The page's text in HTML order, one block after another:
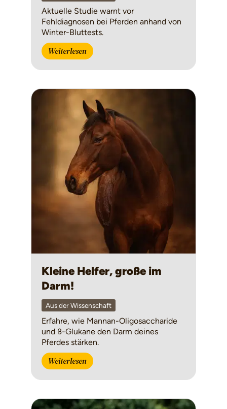
Aktuelle Studie warnt vor
Fehldiagnosen bei Pferden anhand von
Winter-Bluttests.
Weiterlesen
Kleine Helfer, große im
Darm!
Aus der Wissenschaft
Erfahre, wie Mannan-Oligosaccharide
und ß-Glukane den Darm deines
Pferdes stärken.
Weiterlesen